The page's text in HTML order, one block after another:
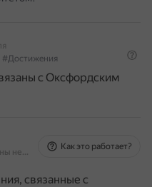
#Достижения
с Оксфордским
На основе источников, возможны неточности
Как это работает?
связанные с